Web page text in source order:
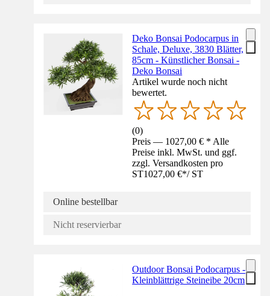
Deko Bonsai Podocarpus in
Schale, Deluxe, 3830 Blätter,
85cm - Künstlicher Bonsai -
Deko Bonsai
Artikel wurde noch nicht
bewertet.
(0)
Preis — 1027,00 € * Alle
Preise inkl. MwSt. und ggf.
zzgl. Versandkosten pro
ST1027,00 €*/ ST
Online bestellbar
Nicht reservierbar
Outdoor Bonsai Podocarpus -
Kleinblättrige Steineibe 20cm